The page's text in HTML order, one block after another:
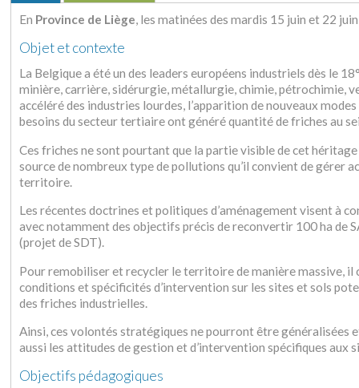
En Province de Liège, les matinées des mardis 15 juin et 22
Objet et contexte
La Belgique a été un des leaders européens industriels dès le
minière, carrière, sidérurgie, métallurgie, chimie, pétrochimie,
accéléré des industries lourdes, l’apparition de nouveaux
besoins du secteur tertiaire ont généré quantité de friches au
Ces friches ne sont pourtant que la partie visible de cet
source de nombreux type de pollutions qu’il convient de gérer
territoire.
Les récentes doctrines et politiques d’aménagement visent à
avec notamment des objectifs précis de reconvertir 100 ha de
(projet de SDT).
Pour remobiliser et recycler le territoire de manière massive,
conditions et spécificités d’intervention sur les sites et sols
des friches industrielles.
Ainsi, ces volontés stratégiques ne pourront être généralisées
aussi les attitudes de gestion et d’intervention spécifiques aux
Objectifs pédagogiques